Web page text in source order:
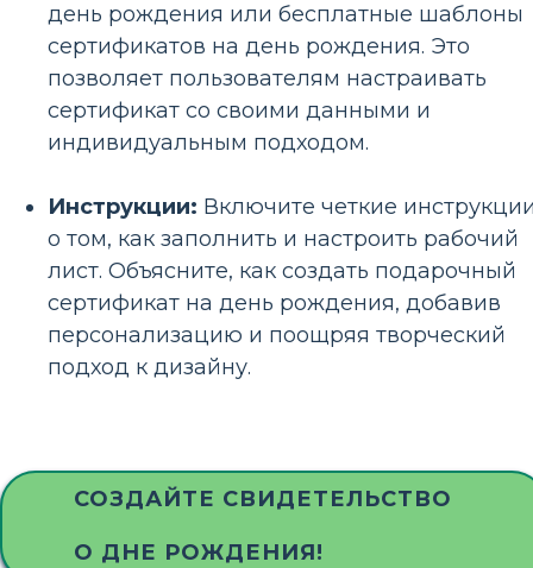
день рождения или бесплатные шаблоны
сертификатов на день рождения. Это
позволяет пользователям настраивать
сертификат со своими данными и
индивидуальным подходом.
Инструкции: Включите четкие
о том, как заполнить и настроить рабочий
лист. Объясните, как создать подарочный
сертификат на день рождения, добавив
персонализацию и поощряя творческий
подход к дизайну.
СОЗДАЙТЕ СВИДЕТЕЛЬСТВО
О ДНЕ РОЖДЕНИЯ!